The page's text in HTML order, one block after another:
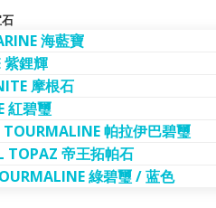
海藍寶
紫鋰輝
摩根石
紅碧璽
TOURMALINE 帕拉伊巴碧璽
TOPAZ 帝王拓帕石
綠碧璽 / 蓝色